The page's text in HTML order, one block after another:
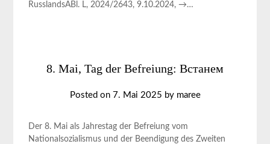
RusslandsABl. L, 2024/2643, 9.10.2024, →…
8. Mai, Tag der Befreiung: Встанем
Posted on 7. Mai 2025 by maree
Der 8. Mai als Jahrestag der Befreiung vom
Nationalsozialismus und der Beendigung des Zweiten